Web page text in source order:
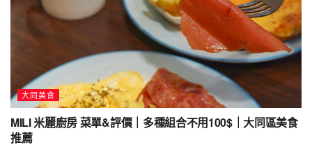
大同美食
MILI 米麗廚房 菜單&評價｜多種組合不用100$｜大同區美食
推薦